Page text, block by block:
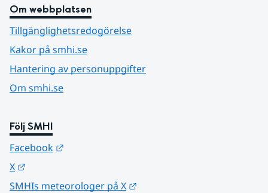
Om webbplatsen
Tillgänglighetsredogörelse
Kakor på smhi.se
Hantering av personuppgifter
Om smhi.se
Följ SMHI
Facebook
X
SMHIs meteorologer på X